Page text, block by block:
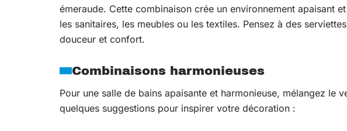
émeraude. Cette combinaison crée un environnement apaisant
les sanitaires, les meubles ou les textiles. Pensez à des
douceur et confort.
Combinaisons harmonieuses
Pour une salle de bains apaisante et harmonieuse, mélangez le
quelques suggestions pour inspirer votre décoration :